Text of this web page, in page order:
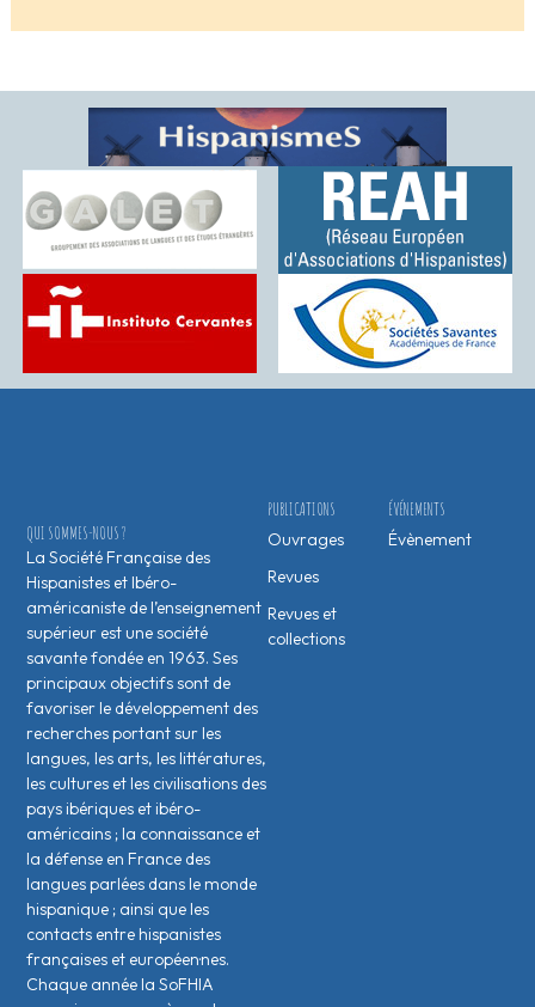
ÉVÉNEMENTS
Évènement
PUBLICATIONS
Ouvrages
Revues
Revues et
collections
QUI SOMMES-NOUS ?
La Société Française des
Hispanistes et Ibéro-
américaniste de l’enseignement
supérieur est une société
savante fondée en 1963. Ses
principaux objectifs sont de
favoriser le développement des
recherches portant sur les
langues, les arts, les littératures,
les cultures et les civilisations des
pays ibériques et ibéro-
américains ; la connaissance et
la défense en France des
langues parlées dans le monde
hispanique ; ainsi que les
contacts entre hispanistes
français·es et européen·nes.
Chaque année la SoFHIA